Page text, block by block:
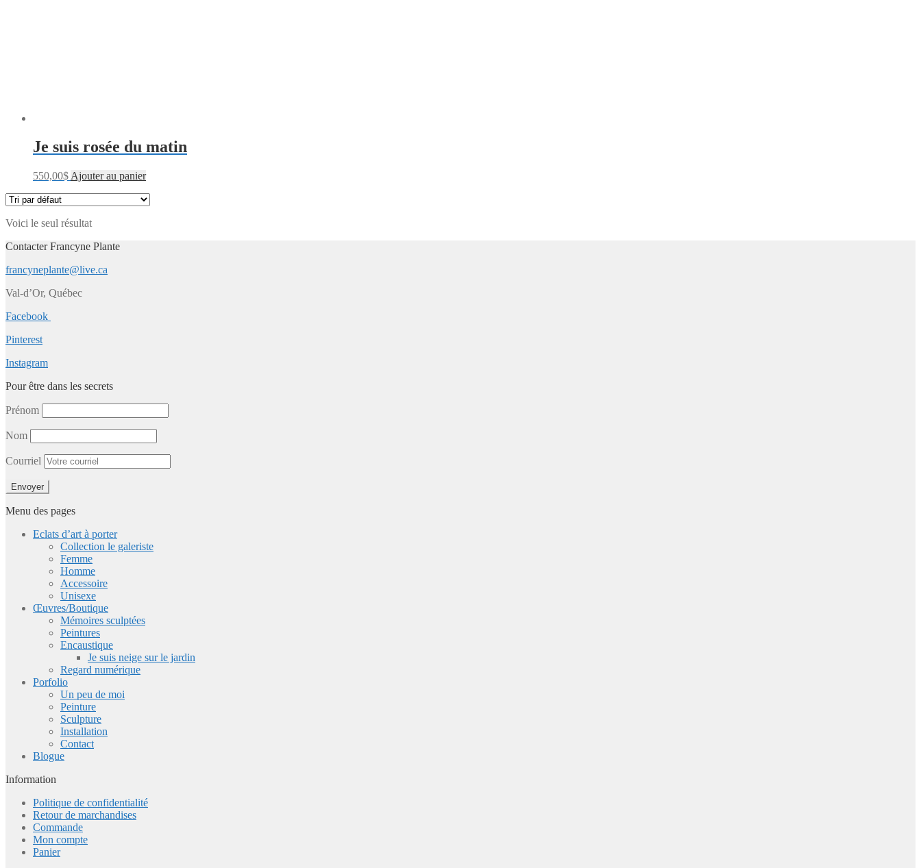
Je suis rosée du matin
550,00$ Ajouter au panier
Voici le seul résultat
Contacter Francyne Plante
francyneplante@live.ca
Val-d’Or, Québec
Facebook
Pinterest
Instagram
Pour être dans les secrets
Prénom
Nom
Courriel
Menu des pages
Eclats d’art à porter
Collection le galeriste
Femme
Homme
Accessoire
Unisexe
Œuvres/Boutique
Mémoires sculptées
Peintures
Encaustique
Je suis neige sur le jardin
Regard numérique
Porfolio
Un peu de moi
Peinture
Sculpture
Installation
Contact
Blogue
Information
Politique de confidentialité
Retour de marchandises
Commande
Mon compte
Panier